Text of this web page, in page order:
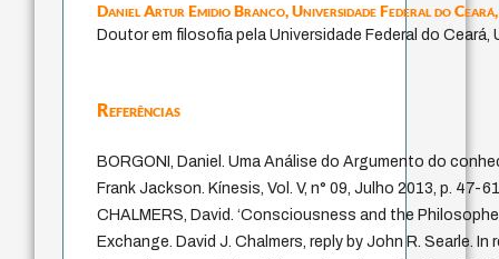
Daniel Artur Emidio Branco,Universidade Federal do
Doutor em filosofia pela Universidade Federal do Ceará,
Referências
BORGONI, Daniel. Uma Análise do Argumento do
Frank Jackson. Kínesis, Vol. V, n° 09, Julho 2013, p. 47-
CHALMERS, David. ‘Consciousness and the
Exchange. David J. Chalmers, reply by John R. Searle.